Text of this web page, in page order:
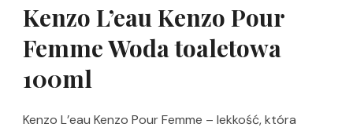
Kenzo L’eau Kenzo Pour
Femme Woda toaletowa
100ml
Kenzo L’eau Kenzo Pour Femme – lekkość, która